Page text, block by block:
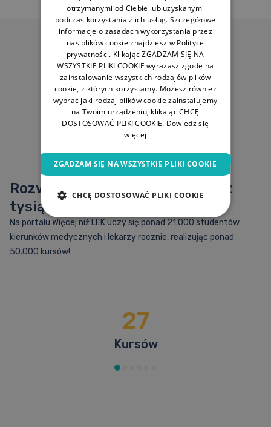
Rozwiązanie sprawdzone przez
tysiące studentów i lekarzy
Na portalu Więcej niż LEK uczy się ponad 21.000 studentów
kierunków medycznych i lekarzy rocznie, realizując ponad
50.000 kursów!
27
Kursów
otrzymanymi od Ciebie lub uzyskanymi
podczas korzystania z ich usług. Szczegółowe
informacje o zasadach wykorzystania przez
nas plików cookie znajdziesz w Polityce
prywatności. Klikając ZGADZAM SIĘ NA
WSZYSTKIE PLIKI COOKIE wyrażasz zgodę na
zainstalowanie wszystkich rodzajów plików
cookie, z których korzystamy. Możesz również
wybrać jaki rodzaj plików cookie zainstalujemy
na Twoim urządzeniu, klikając CHCĘ
DOSTOSOWAĆ PLIKI COOKIE. Dowiedz się
więcej
ZGADZAM SIĘ NA WSZYSTKIE PLIKI COOKIE
CHCĘ DOSTOSOWAĆ PLIKI COOKIE